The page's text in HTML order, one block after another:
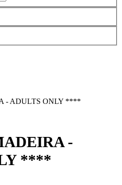
- ADULTS ONLY ****
-
****